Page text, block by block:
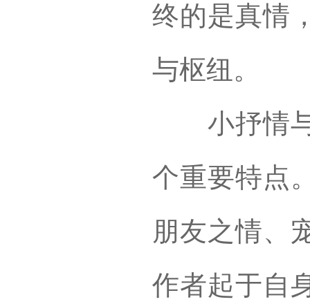
终的是真情
与枢纽。
小抒情与
个重要特点
朋友之情、
作者起于自